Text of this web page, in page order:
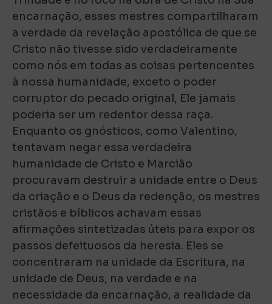
encarnação, esses mestres compartilharam
a verdade da revelação apostólica de que se
Cristo não tivesse sido verdadeiramente
como nós em todas as coisas pertencentes
à nossa humanidade, exceto o poder
corruptor do pecado original, Ele jamais
poderia ser um redentor dessa raça.
Enquanto os gnósticos, como Valentino,
tentavam negar essa verdadeira
humanidade de Cristo e Marcião
procuravam destruir a unidade entre o Deus
da criação e o Deus da redenção, os mestres
cristãos e bíblicos achavam essas
afirmações sintetizadas úteis para expor os
passos defeituosos da heresia. Eles se
concentraram na unidade da Escritura, na
unidade de Deus, na verdade e na
necessidade da encarnação, a realidade da